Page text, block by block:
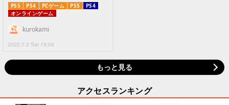
PS5 PS4 PCゲーム PS5
PS4
オンラインゲーム
2022.7.2 Sat 19:00
kurokami
もっと見る
アクセスランキング